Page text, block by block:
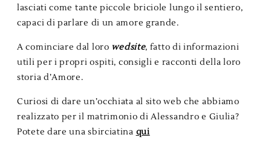
lasciati come tante piccole briciole lungo il sentiero,
capaci di parlare di un amore grande.
A cominciare dal loro wedsite, fatto di informazioni
utili per i propri ospiti, consigli e racconti della loro
storia d’Amore.
Curiosi di dare un’occhiata al sito web che abbiamo
realizzato per il matrimonio di Alessandro e Giulia?
Potete dare una sbirciatina qui